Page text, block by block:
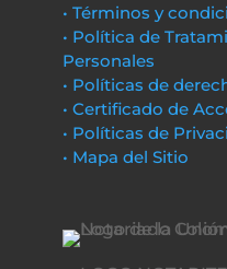
• Términos y
• Política de
Personales
• Políticas de
• Certificado de
• Políticas de
• Mapa del Sitio